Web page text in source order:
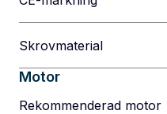
Skrovmaterial
Motor
Rekommenderad motor